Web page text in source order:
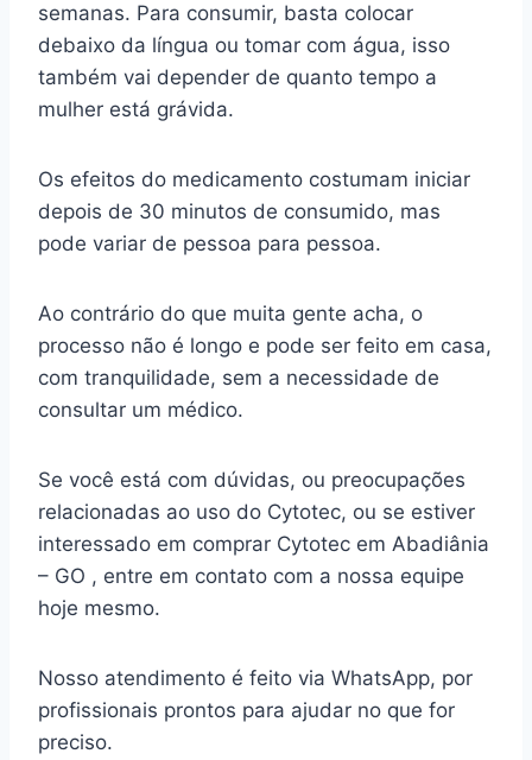
semanas. Para consumir, basta colocar
debaixo da língua ou tomar com água, isso
também vai depender de quanto tempo a
mulher está grávida.
Os efeitos do medicamento costumam iniciar
depois de 30 minutos de consumido, mas
pode variar de pessoa para pessoa.
Ao contrário do que muita gente acha, o
processo não é longo e pode ser feito em casa,
com tranquilidade, sem a necessidade de
consultar um médico.
Se você está com dúvidas, ou preocupações
relacionadas ao uso do Cytotec, ou se estiver
interessado em comprar Cytotec em Abadiânia
– GO , entre em contato com a nossa equipe
hoje mesmo.
Nosso atendimento é feito via WhatsApp, por
profissionais prontos para ajudar no que for
preciso.